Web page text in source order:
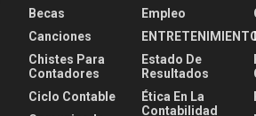
Becas
Canciones
Chistes Para
Contadores
Ciclo Contable
Empleo
Estado De
Resultados
Ética En La
Contabilidad